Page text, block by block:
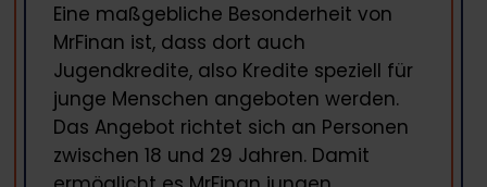
Eine maßgebliche Besonderheit von
MrFinan ist, dass dort auch
Jugendkredite, also Kredite speziell für
junge Menschen angeboten werden.
Das Angebot richtet sich an Personen
zwischen 18 und 29 Jahren. Damit